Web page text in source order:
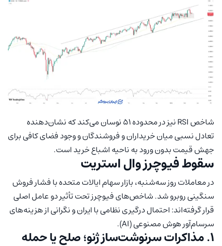
شاخص RSI نیز در محدوده ۵۱ نوسان می‌کند که نشان‌دهنده
تعادل نسبی میان خریداران و فروشندگان و وجود فضای کافی برای
جهش قیمت بدون ورود به ناحیه اشباع خرید است.
سقوط فیوچرز وال استریت
در معاملات روز سه‌شنبه، بازار سهام ایالات متحده با فشار فروش
سنگینی روبرو شد. شاخص‌های فیوچرز تحت تأثیر دو عامل اصلی
قرار گرفته‌اند: احتمال درگیری نظامی با ایران و نگرانی از هزینه‌های
سرسام‌آور هوش مصنوعی (AI).
۱. مذاکرات سرنوشت‌ساز ژنو؛ صلح یا حمله